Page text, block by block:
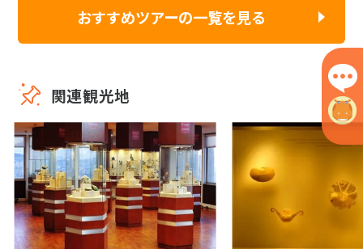
おすすめツアーの一覧を見る
関連観光地